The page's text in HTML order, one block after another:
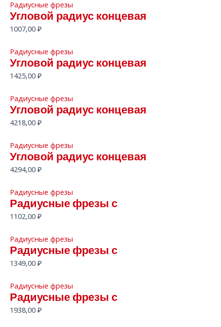
Радиусные фрезы
Угловой радиус концевая
1007,00 ₽
Радиусные фрезы
Угловой радиус концевая
1425,00 ₽
Радиусные фрезы
Угловой радиус концевая
4218,00 ₽
Радиусные фрезы
Угловой радиус концевая
4294,00 ₽
Радиусные фрезы
Радиусные фрезы с
1102,00 ₽
Радиусные фрезы
Радиусные фрезы с
1349,00 ₽
Радиусные фрезы
Радиусные фрезы с
1938,00 ₽